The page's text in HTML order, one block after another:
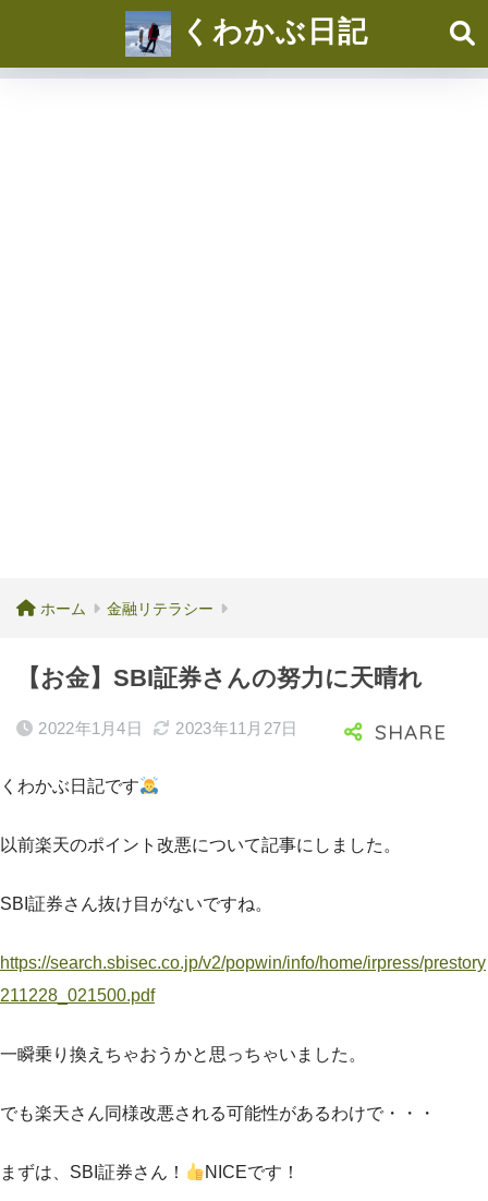
くわかぶ日記
ホーム 金融リテラシー
【お金】SBI証券さんの努力に天晴れ
2022年1月4日 2023年11月27日
くわかぶ日記です
以前楽天のポイント改悪について記事にしました。
SBI証券さん抜け目がないですね。
https://search.sbisec.co.jp/v2/popwin/info/home/irpress/prestory
211228_021500.pdf
一瞬乗り換えちゃおうかと思っちゃいました。
でも楽天さん同様改悪される可能性があるわけで・・・
まずは、SBI証券さん！ NICEです！